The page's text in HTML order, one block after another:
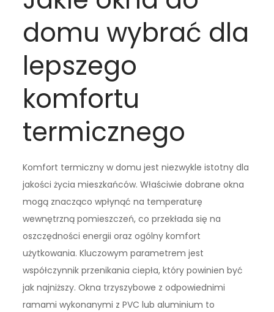
domu wybrać dla
lepszego
komfortu
termicznego
Komfort termiczny w domu jest niezwykle istotny dla
jakości życia mieszkańców. Właściwie dobrane okna
mogą znacząco wpłynąć na temperaturę
wewnętrzną pomieszczeń, co przekłada się na
oszczędności energii oraz ogólny komfort
użytkowania. Kluczowym parametrem jest
współczynnik przenikania ciepła, który powinien być
jak najniższy. Okna trzyszybowe z odpowiednimi
ramami wykonanymi z PVC lub aluminium to